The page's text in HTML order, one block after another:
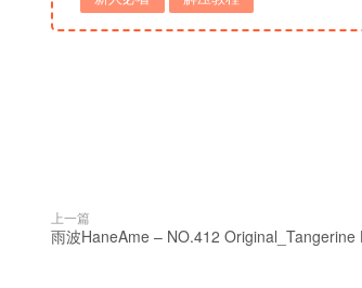
上一篇
雨波HaneAme – NO.412